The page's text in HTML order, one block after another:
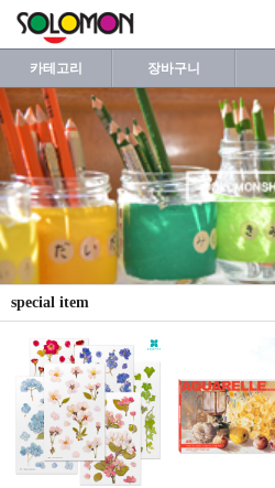
카테고리 장바구니
special item